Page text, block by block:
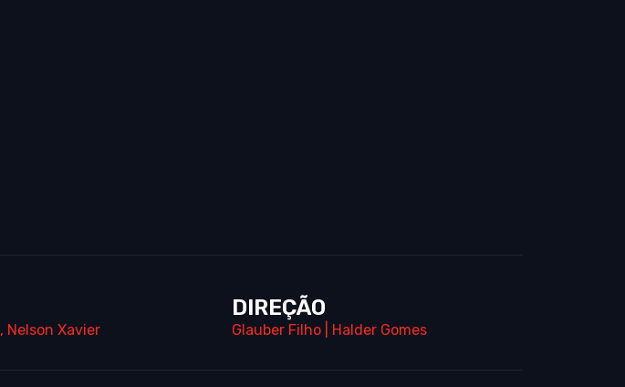
, Nelson Xavier
DIREÇÃO
Glauber Filho| Halder Gomes